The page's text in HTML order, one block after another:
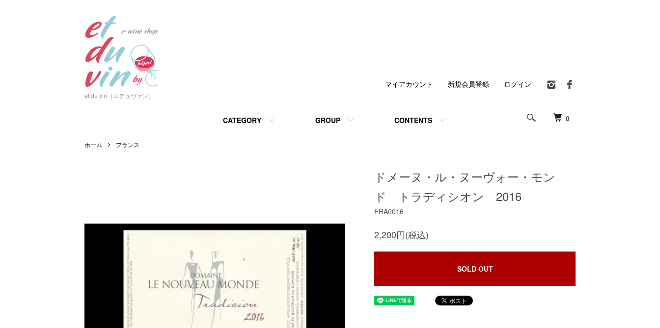
et du vin（エデュヴァン）
0
CATEGORY GROUP CONTENTS
マイアカウント 新規会員登録 ログイン
ホーム フランス
ドメーヌ・ル・ヌーヴォー・モン
ド トラディシオン 2016
FRA0016
2,200円(税込)
SOLD OUT